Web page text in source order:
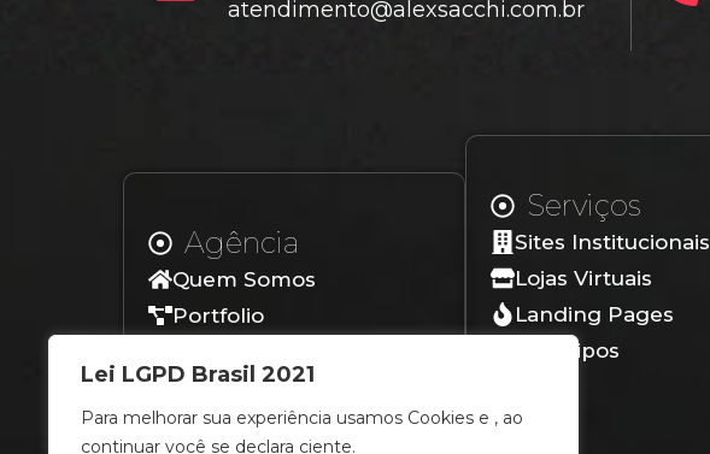
Lei LGPD Brasil 2021
Para melhorar sua experiência usamos Cookies e , ao
continuar você se declara ciente.
atendimento@alexsacchi.com.br
Agência
Quem Somos
Portfolio
Blog
Contato
Serviços
Sites Institucionais
Lojas Virtuais
Landing Pages
Logotipos